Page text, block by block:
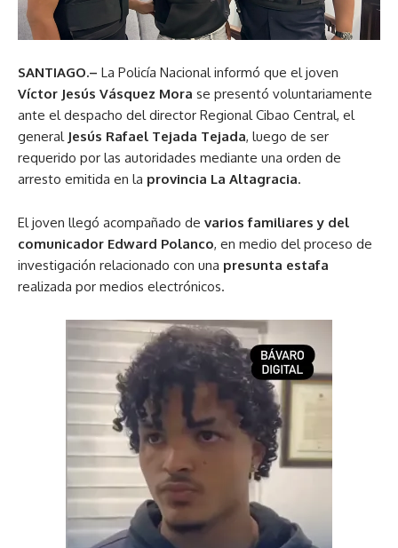
SANTIAGO.– La Policía Nacional informó que el joven
Víctor Jesús Vásquez Mora se presentó voluntariamente
ante el despacho del director Regional Cibao Central, el
general Jesús Rafael Tejada Tejada, luego de ser
requerido por las autoridades mediante una orden de
arresto emitida en la provincia La Altagracia.
El joven llegó acompañado de varios familiares y del
comunicador Edward Polanco, en medio del proceso de
investigación relacionado con una presunta estafa
realizada por medios electrónicos.